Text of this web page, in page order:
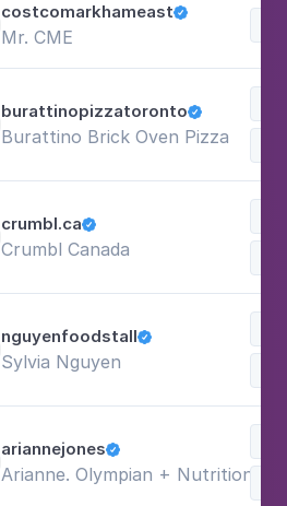
costcomarkhameast
Mr. CME
burattinopizzatoronto
Burattino Brick Oven Pizza
crumbl.ca
Crumbl Canada
nguyenfoodstall
Sylvia Nguyen
ariannejones
Arianne. Olympian + Nutritionist